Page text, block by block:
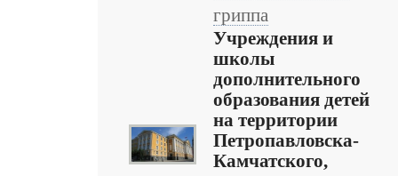
гриппа
Учреждения и
школы
дополнительного
образования детей
на территории
Петропавловска-
Камчатского,